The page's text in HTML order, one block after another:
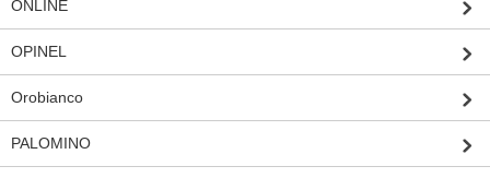
ONLINE
OPINEL
Orobianco
PALOMINO